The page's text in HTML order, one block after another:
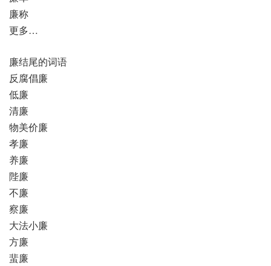
廉称
更多…
廉结尾的词语
反腐倡廉
低廉
清廉
物美价廉
孝廉
养廉
陛廉
不廉
察廉
大法小廉
方廉
蜚廉